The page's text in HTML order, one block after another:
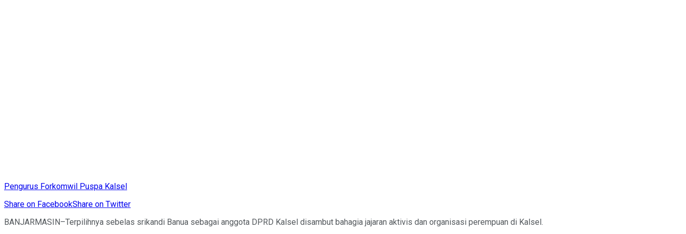
Pengurus Forkomwil Puspa Kalsel
Share on FacebookShare on Twitter
BANJARMASIN–Terpilihnya sebelas srikandi Banua sebagai anggota DPRD Kalsel disambut bahagia jajaran aktivis dan organisasi perempuan di Kalsel.